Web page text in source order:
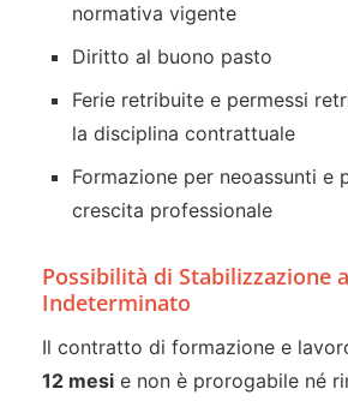
normativa vigente
Diritto al buono pasto
Ferie retribuite e permessi
la disciplina contrattuale
Formazione per neoassunti e
crescita professionale
Possibilità di Stabilizzazione
Indeterminato
Il contratto di formazione e
12 mesi e non è prorogabile né